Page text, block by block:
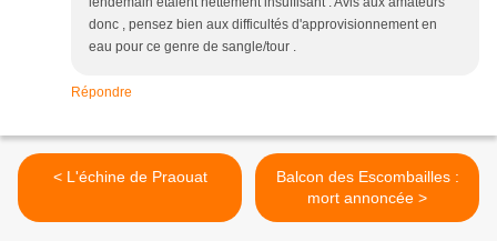
donc , pensez bien aux difficultés d'approvisionnement en
eau pour ce genre de sangle/tour .
Répondre
< L'échine de Praouat
Balcon des Escombailles :
mort annoncée >